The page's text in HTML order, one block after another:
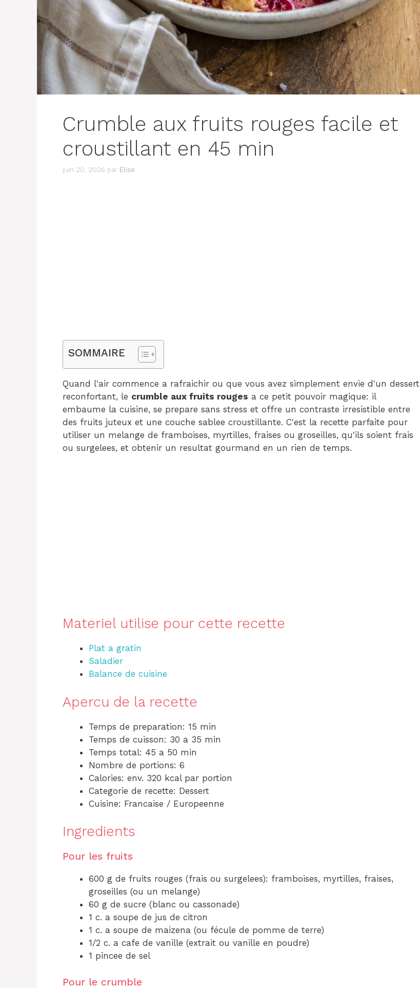
Crumble aux fruits rouges facile et
croustillant en 45 min
juin 20, 2026 par Élise
SOMMAIRE
Quand l'air commence a rafraichir ou que vous avez simplement envie d'un dessert
reconfortant, le crumble aux fruits rouges a ce petit pouvoir magique: il
embaume la cuisine, se prepare sans stress et offre un contraste irresistible entre
des fruits juteux et une couche sablee croustillante. C'est la recette parfaite pour
utiliser un melange de framboises, myrtilles, fraises ou groseilles, qu'ils soient frais
ou surgelees, et obtenir un resultat gourmand en un rien de temps.
Materiel utilise pour cette recette
Plat a gratin
Saladier
Balance de cuisine
Apercu de la recette
Temps de preparation: 15 min
Temps de cuisson: 30 a 35 min
Temps total: 45 a 50 min
Nombre de portions: 6
Calories: env. 320 kcal par portion
Categorie de recette: Dessert
Cuisine: Francaise / Europeenne
Ingredients
Pour les fruits
600 g de fruits rouges (frais ou surgelees): framboises, myrtilles, fraises,
groseilles (ou un melange)
60 g de sucre (blanc ou cassonade)
1 c. a soupe de jus de citron
1 c. a soupe de maizena (ou fécule de pomme de terre)
1/2 c. a cafe de vanille (extrait ou vanille en poudre)
1 pincee de sel
Pour le crumble